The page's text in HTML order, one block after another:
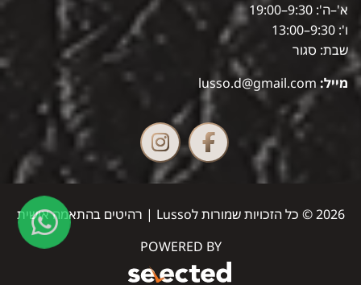
א'–ה': 9:30–19:00
ו': 9:30–13:00
שבת: סגור
מייל: lusso.d@gmail.com
2026 © כל הזכויות שמורות לLusso | רהיטים בהתאמה אישית
POWERED BY